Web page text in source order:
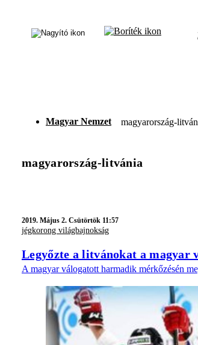
Magyar Nemzet magyarország-
magyarország-litvánia
2019. Május 2. Csütörtök 11:57
jégkorong világbajnokság
Legyőzte a litvánokat a magyar
A magyar válogatott harmadik mérkőzésén